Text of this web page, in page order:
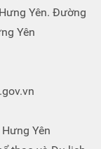
Yên. Đường
Yên
Yên